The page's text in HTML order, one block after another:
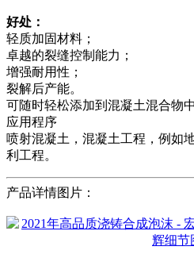
好处：
轻质加固材料；
卓越的裂缝控制能力；
增强耐用性；
裂解后产能。
可随时轻松添加到混凝土混合物中
应用程序
喷射混凝土，混凝土工程，例如
利工程。
产品详情图片：